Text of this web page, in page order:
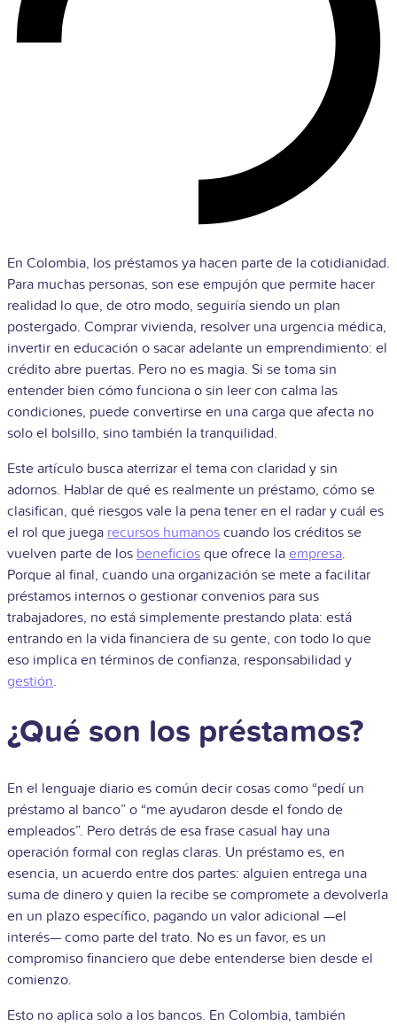
En Colombia, los préstamos ya hacen parte de la cotidianidad.
Para muchas personas, son ese empujón que permite hacer
realidad lo que, de otro modo, seguiría siendo un plan
postergado. Comprar vivienda, resolver una urgencia médica,
invertir en educación o sacar adelante un emprendimiento: el
crédito abre puertas. Pero no es magia. Si se toma sin
entender bien cómo funciona o sin leer con calma las
condiciones, puede convertirse en una carga que afecta no
solo el bolsillo, sino también la tranquilidad.
Este artículo busca aterrizar el tema con claridad y sin
adornos. Hablar de qué es realmente un préstamo, cómo se
clasifican, qué riesgos vale la pena tener en el radar y cuál es
el rol que juega recursos humanos cuando los créditos se
vuelven parte de los beneficios que ofrece la empresa.
Porque al final, cuando una organización se mete a facilitar
préstamos internos o gestionar convenios para sus
trabajadores, no está simplemente prestando plata: está
entrando en la vida financiera de su gente, con todo lo que
eso implica en términos de confianza, responsabilidad y
gestión.
¿Qué son los préstamos?
En el lenguaje diario es común decir cosas como “pedí un
préstamo al banco” o “me ayudaron desde el fondo de
empleados”. Pero detrás de esa frase casual hay una
operación formal con reglas claras. Un préstamo es, en
esencia, un acuerdo entre dos partes: alguien entrega una
suma de dinero y quien la recibe se compromete a devolverla
en un plazo específico, pagando un valor adicional —el
interés— como parte del trato. No es un favor, es un
compromiso financiero que debe entenderse bien desde el
comienzo.
Esto no aplica solo a los bancos. En Colombia, también